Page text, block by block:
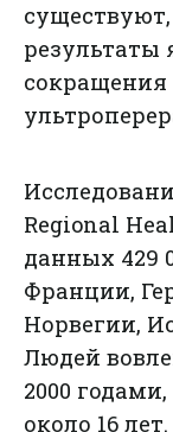
сокращения
Regional
данных 429
Франции,
Норвегии,
Людей
2000
около 16 лет.